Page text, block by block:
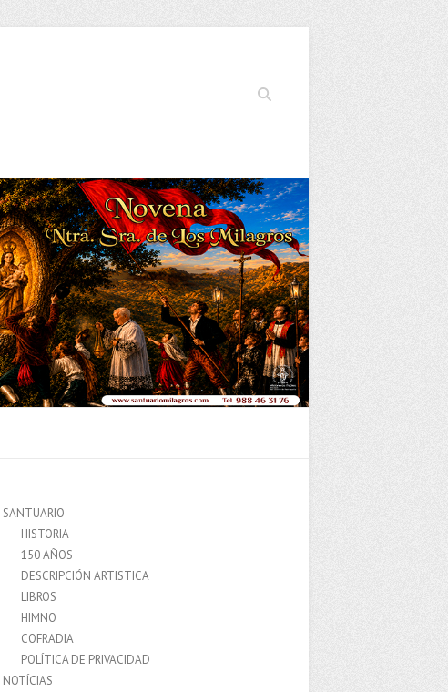
Buscar
SANTUARIO
HISTORIA
150 AÑOS
DESCRIPCIÓN ARTISTICA
LIBROS
HIMNO
COFRADIA
POLÍTICA DE PRIVACIDAD
NOTÍCIAS